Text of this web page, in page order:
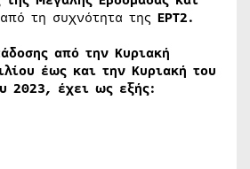
από τη συχνότητα της ΕΡΤ2.
από την Κυριακή
έως και την Κυριακή του
2023, έχει ως εξής: